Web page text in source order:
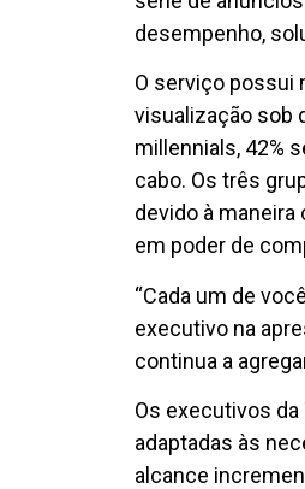
desempenho,
O serviço possui
visualização sob
millennials, 42%
cabo. Os três
devido à
em poder de
“Cada um de
executivo na
continua a
Os executivos
adaptadas às
alcance